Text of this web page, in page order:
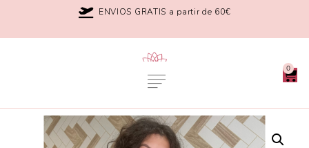
ENVIOS GRATIS a partir de 60€
0